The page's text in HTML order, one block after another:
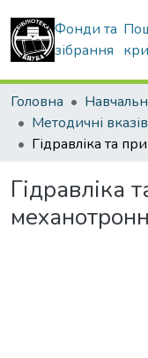
Фонди та
зібрання
Головна
Гідравліка